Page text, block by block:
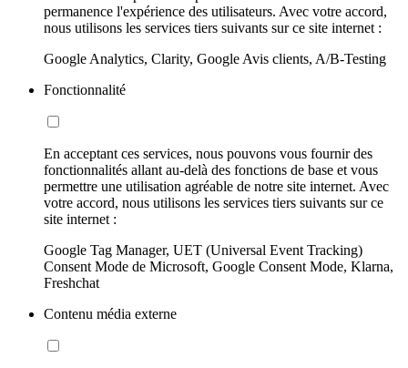
permanence l'expérience des utilisateurs. Avec votre accord,
nous utilisons les services tiers suivants sur ce site internet :
Google Analytics, Clarity, Google Avis clients, A/B-Testing
Fonctionnalité
En acceptant ces services, nous pouvons vous fournir des
fonctionnalités allant au-delà des fonctions de base et vous
permettre une utilisation agréable de notre site internet. Avec
votre accord, nous utilisons les services tiers suivants sur ce
site internet :
Google Tag Manager, UET (Universal Event Tracking)
Consent Mode de Microsoft, Google Consent Mode, Klarna,
Freshchat
Contenu média externe